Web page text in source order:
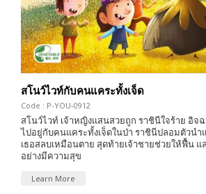
สโนว์ไวท์กับคนแคระทั้งเจ็ด
Code : P-YOU-0912
สโนว์ไวท์ เจ้าหญิงแสนสวยถูก ราชินีใจร้าย อิจ
ไปอยู่กับคนแคระทั้งเจ็ดในป่า ราชินีปลอมตัวน
เธอสลบเหมือนตาย สุดท้ายเจ้าชายช่วยให้ฟื้น
อย่างมีความสุข
Learn More